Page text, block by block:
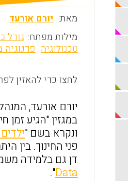
מאת: יורם אורעד
מילות מפתח: גודל
טכנולוגיה
לחצו כדי להאזין
יורם אורעד,
במגזין "הגיע זמן
ונקרא בשם "
פני החינוך. בין
דן גם בלמידה
Data
".